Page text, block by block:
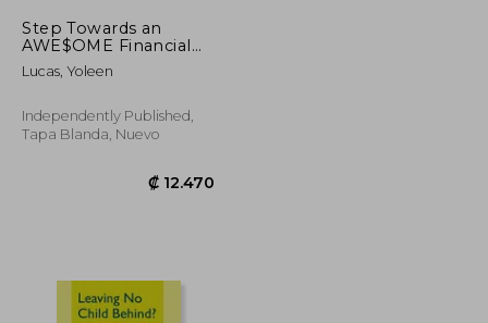
Step Towards an
AWE$OME Financial
Future!: (California
Edition) (en Inglés)
Lucas, Yoleen
Independently Published,
Tapa Blanda, Nuevo